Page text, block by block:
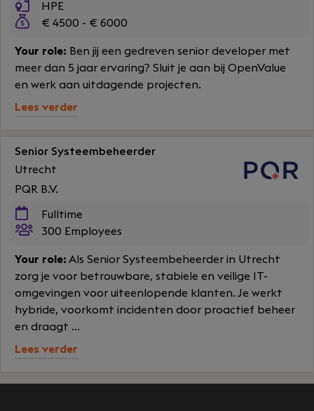
HPE
€ 4500 - € 6000
Your role: Ben jij een gedreven senior developer met
meer dan 5 jaar ervaring? Sluit je aan bij OpenValue
en werk aan uitdagende projecten.
Lees verder
Senior Systeembeheerder
Utrecht
PQR B.V.
Fulltime
300 Employees
Your role: Als Senior Systeembeheerder in Utrecht
zorg je voor betrouwbare, stabiele en veilige IT-
omgevingen voor uiteenlopende klanten. Je werkt
hybride, voorkomt incidenten door proactief beheer
en draagt ...
Lees verder